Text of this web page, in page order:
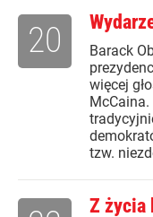
Barack
więcej
McCaina.
tzw.
20
Z życia